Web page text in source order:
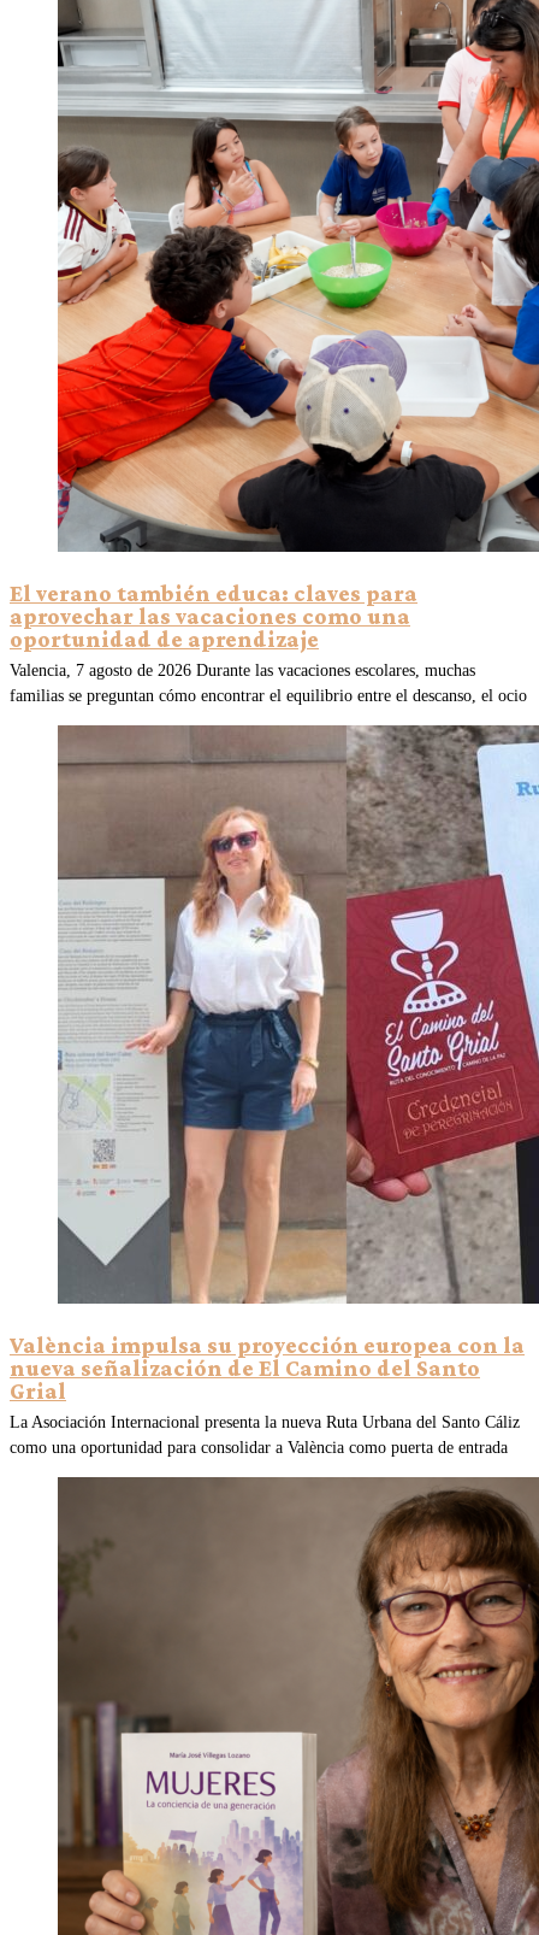
El verano también educa: claves para
aprovechar las vacaciones como una
oportunidad de aprendizaje
Valencia, 7 agosto de 2026 Durante las vacaciones escolares, muchas
familias se preguntan cómo encontrar el equilibrio entre el descanso, el ocio
València impulsa su proyección europea con la
nueva señalización de El Camino del Santo
Grial
La Asociación Internacional presenta la nueva Ruta Urbana del Santo Cáliz
como una oportunidad para consolidar a València como puerta de entrada